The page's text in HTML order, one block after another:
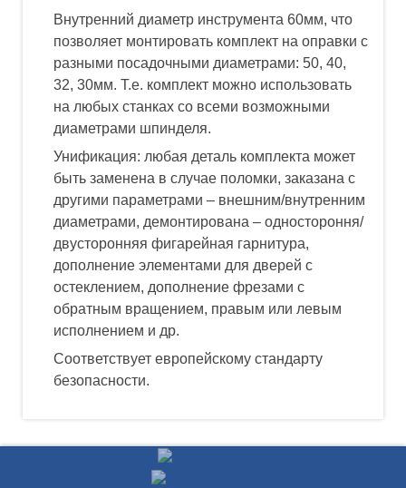
Внутренний диаметр инструмента 60мм, что
позволяет монтировать комплект на оправки с
разными посадочными диаметрами: 50, 40,
32, 30мм. Т.е. комплект можно использовать
на любых станках со всеми возможными
диаметрами шпинделя.
Унификация: любая деталь комплекта может
быть заменена в случае поломки, заказана с
другими параметрами – внешним/внутренним
диаметрами, демонтирована – одностороння/
двусторонняя фигарейная гарнитура,
дополнение элементами для дверей с
остеклением, дополнение фрезами с
обратным вращением, правым или левым
исполнением и др.
Соответствует европейскому стандарту
безопасности.